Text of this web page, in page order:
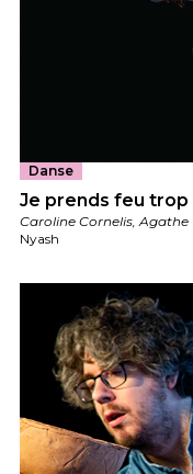
Danse
Je prends feu trop
Caroline Cornelis,
Nyash